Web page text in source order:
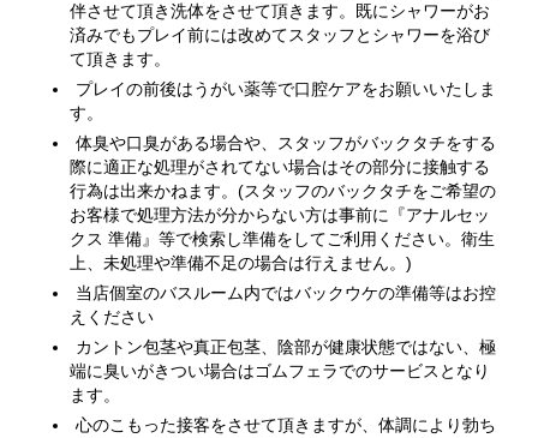
伴させて頂き洗体をさせて頂きます。既にシャワーがお
済みでもプレイ前には改めてスタッフとシャワーを浴び
て頂きます。
プレイの前後はうがい薬等で口腔ケアをお願いいたしま
す。
体臭や口臭がある場合や、スタッフがバックタチをする
際に適正な処理がされてない場合はその部分に接触する
行為は出来かねます。(スタッフのバックタチをご希望の
お客様で処理方法が分からない方は事前に『アナルセッ
クス 準備』等で検索し準備をしてご利用ください。衛生
上、未処理や準備不足の場合は行えません。)
当店個室のバスルーム内ではバックウケの準備等はお控
えください
カントン包茎や真正包茎、陰部が健康状態ではない、極
端に臭いがきつい場合はゴムフェラでのサービスとなり
ます。
心のこもった接客をさせて頂きますが、体調により勃ち